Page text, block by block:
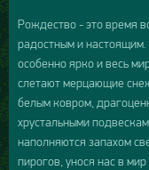
Рождество - это время
радостным и
особенно ярко и весь
слетают мерцающие
белым ковром,
хрустальными
наполняются запахом
пирогов, унося нас в